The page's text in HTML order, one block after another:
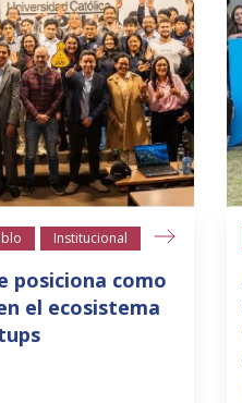
Institucional
posiciona como
el ecosistema